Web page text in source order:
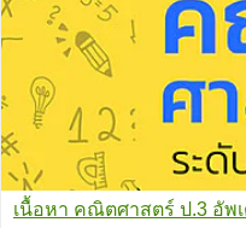
เนื้อหา คณิตศาสตร์ ป.3 อัพ